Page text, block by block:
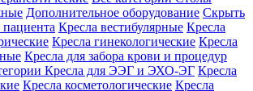
Дополнительное оборудование Скрыть
Кресла вестибулярные Кресла
Кресла гинекологические Кресла
Кресла для забора крови и процедур
Кресла для ЭЭГ и ЭХО-ЭГ Кресла
Кресла косметологические Кресла